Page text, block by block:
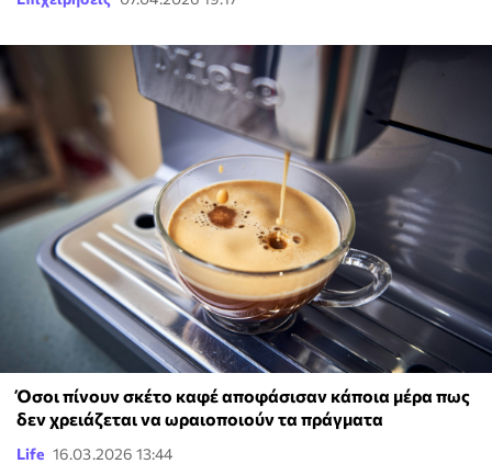
Όσοι πίνουν σκέτο καφέ αποφάσισαν κάποια μέρα πως
δεν χρειάζεται να ωραιοποιούν τα πράγματα
Life 16.03.2026 13:44